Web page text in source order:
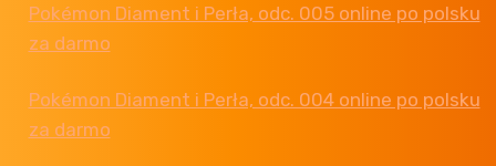
Pokémon Diament i Perła, odc. 005 online po polsku
za darmo
Pokémon Diament i Perła, odc. 004 online po polsku
za darmo